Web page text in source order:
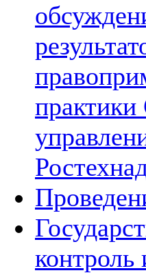
практики
контроль